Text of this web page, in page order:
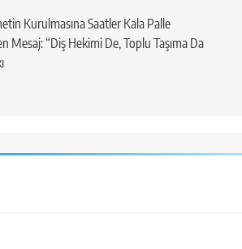
Kurulmasına Saatler Kala Palle
Mesaj: “Diş Hekimi De, Toplu Taşıma Da